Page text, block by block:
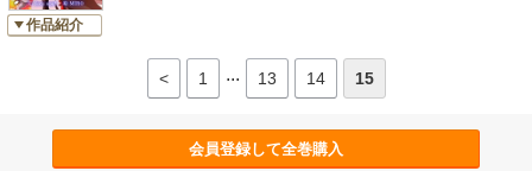
作品紹介
< 1 ... 13 14 15
会員登録して全巻購入